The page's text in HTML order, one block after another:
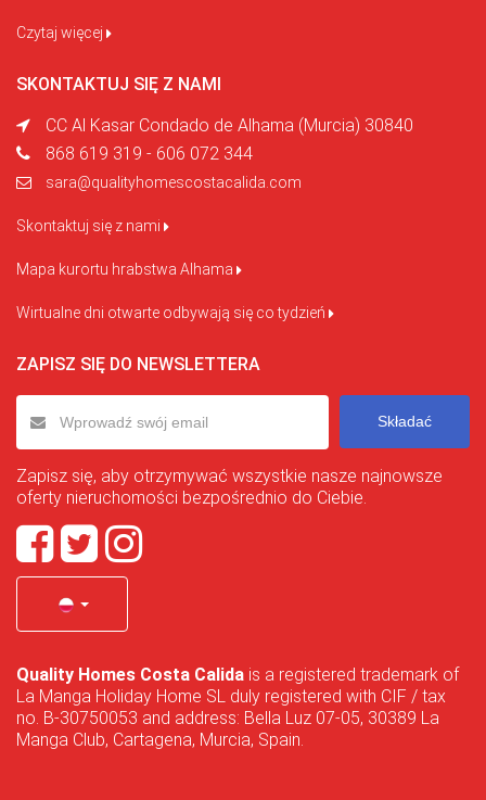
Czytaj więcej
SKONTAKTUJ SIĘ Z NAMI
CC Al Kasar Condado de Alhama (Murcia) 30840
868 619 319 - 606 072 344
sara@qualityhomescostacalida.com
Skontaktuj się z nami
Mapa kurortu hrabstwa Alhama
Wirtualne dni otwarte odbywają się co tydzień
ZAPISZ SIĘ DO NEWSLETTERA
Składać
Zapisz się, aby otrzymywać wszystkie nasze najnowsze
oferty nieruchomości bezpośrednio do Ciebie.
Quality Homes Costa Calida is a registered trademark of
La Manga Holiday Home SL duly registered with CIF / tax
no. B-30750053 and address: Bella Luz 07-05, 30389 La
Manga Club, Cartagena, Murcia, Spain.